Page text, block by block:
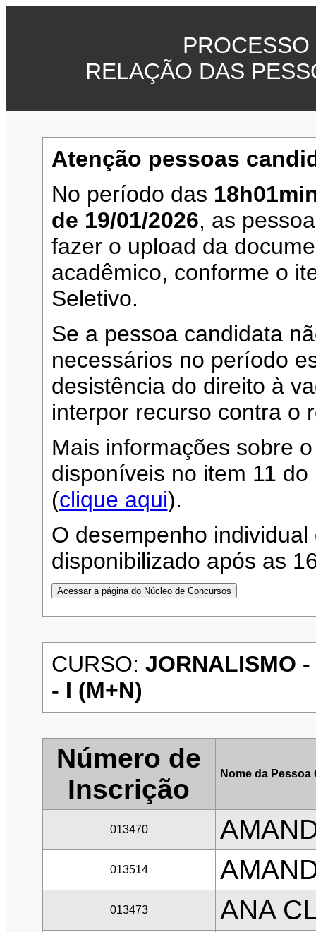
RELAÇÃO DAS
Atenção pessoas
No período das
de 19/01/2026, as
fazer o upload da
acadêmico, conforme o
Seletivo.
Se a pessoa candidata
necessários no período
desistência do direito à
interpor recurso contra o
Mais informações sobre
disponíveis no item 11
(clique aqui).
O desempenho
disponibilizado após as
CURSO: JORNALISMO
- I (M+N)
Número de
Inscrição
Nome da Pessoa
013470
013514
013473 ANA